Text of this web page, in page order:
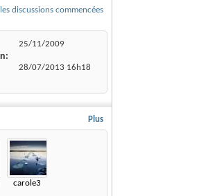
discussions commencées
25/11/2009
28/07/2013 16h18
Plus
carole3